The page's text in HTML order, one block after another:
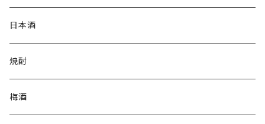
日本酒
焼酎
梅酒